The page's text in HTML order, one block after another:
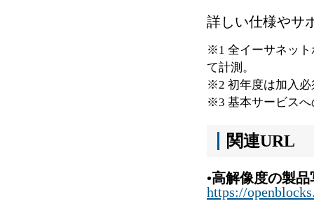
詳しい仕様やサ
※1 全イーサネット
て計測。
※2 初年度は加入必
※3 基本サービスへ
関連URL
•高解像度の製
https://